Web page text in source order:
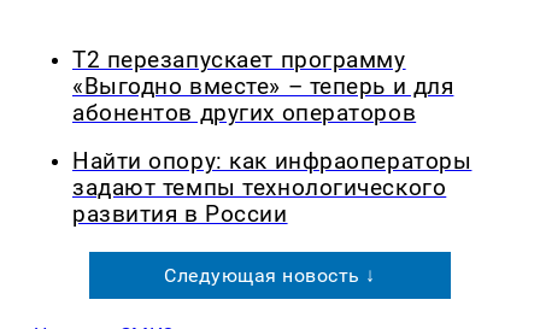
Т2 перезапускает программу
«Выгодно вместе» – теперь и для
абонентов других операторов
Найти опору: как инфраоператоры
задают темпы технологического
развития в России
Следующая новость ↓